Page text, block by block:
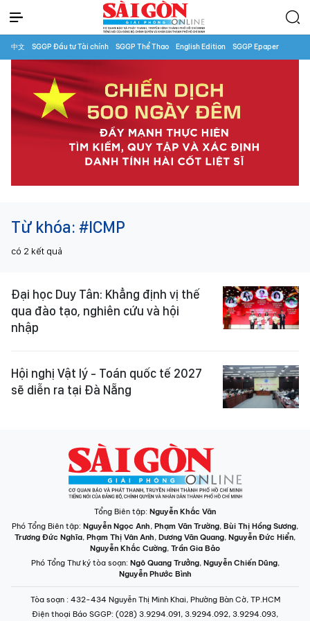
中文 SGGP Đầu tư Tài chính SGGP Thể Thao English Edition SGGP Epaper
Từ khóa: #ICMP
có 2 kết quả
Đại học Duy Tân: Khẳng định vị thế
qua đào tạo, nghiên cứu và hội
nhập
Hội nghị Vật lý - Toán quốc tế 2027
sẽ diễn ra tại Đà Nẵng
Tổng Biên tập: Nguyễn Khắc Văn
Phó Tổng Biên tập: Nguyễn Ngọc Anh, Phạm Văn Trường, Bùi Thị Hồng Sương,
Trương Đức Nghĩa, Phạm Thị Vân Anh, Dương Văn Quang, Nguyễn Đức Hiển,
Nguyễn Khắc Cường, Trần Gia Bảo
Phó Tổng Thư ký tòa soạn: Ngô Quang Trưởng, Nguyễn Chiến Dũng,
Nguyễn Phước Bình
Tòa soạn : 432-434 Nguyễn Thị Minh Khai, Phường Bàn Cờ, TP.HCM
Điện thoại Báo SGGP: (028) 3.9294.091, 3.9294.092, 3.9294.093,